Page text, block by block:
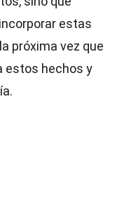
estas
próxima vez que
estos hechos y